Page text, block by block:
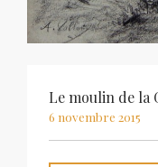
Le moulin de la
6 novembre 2015